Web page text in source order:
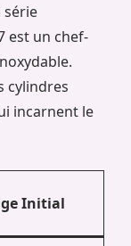
série
est un chef-
cylindres
incarnent le
Initial